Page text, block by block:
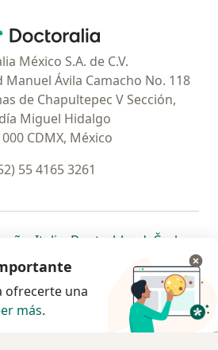
Doctoralia - Página de inicio
México S.A. de C.V.
Ávila Camacho No. 118
de Chapultepec V Sección,
Miguel Hidalgo
CDMX, México
55 4165 3261
nueva pestaña
en una nueva pestaña
se abre en una nueva pestaña
Italia se abre en una nueva
Deutschlandse abre en
Česko
en una nueva pestaña
se abre en una nueva pestaña
Chile se abre en una nueva pestaña
Brasil se abre en una nueva
se abre en
se
se abre en una nueva
© 2026 - Encuentra tu
ofrecerte una
más.